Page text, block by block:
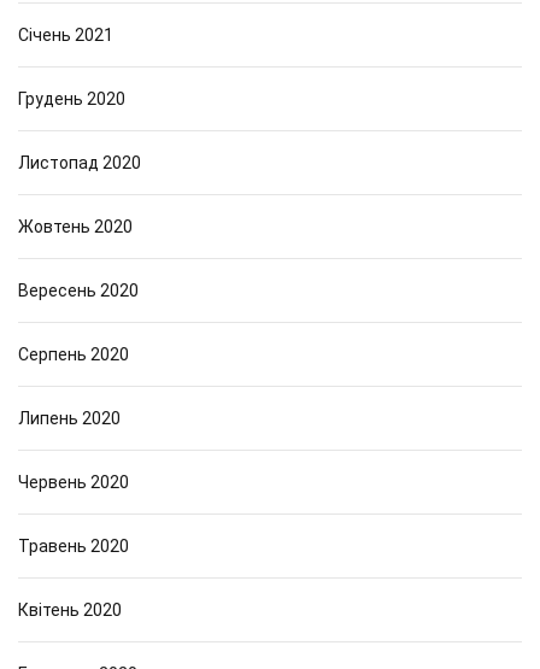
Січень 2021
Грудень 2020
Листопад 2020
Жовтень 2020
Вересень 2020
Серпень 2020
Липень 2020
Червень 2020
Травень 2020
Квітень 2020